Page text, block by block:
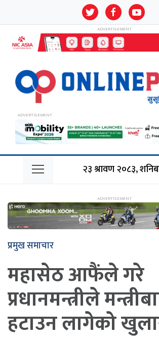
२३ श्रावण २०८३,
प्रमुख समाचार
महासेठ आफैंले गरे
प्रधानमन्त्रीले
हटाउन लागेको